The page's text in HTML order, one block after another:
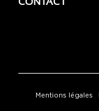
Mentions légales